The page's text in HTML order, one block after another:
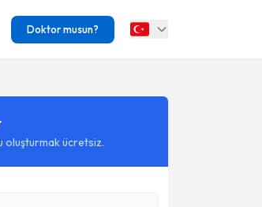
Doktor musun?
ücretsiz.